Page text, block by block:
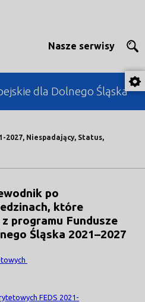
Nasze serwisy
dla Dolnego Śląska
2027, Niespadający, Status,
po
które
programu Fundusze
Śląska 2021–2027
FEDS 2021-